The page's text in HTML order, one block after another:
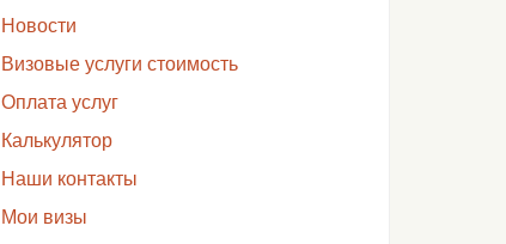
Новости
Визовые услуги стоимость
Оплата услуг
Калькулятор
Наши контакты
Мои визы